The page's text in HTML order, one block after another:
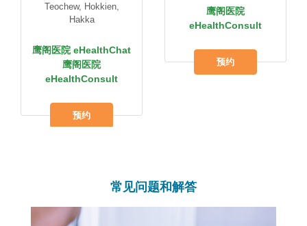
Teochew, Hokkien,
Hakka
鹰阁医院 eHealthChat
鹰阁医院
eHealthConsult
预约
鹰阁医院
eHealthConsult
预约
常见问题和解答